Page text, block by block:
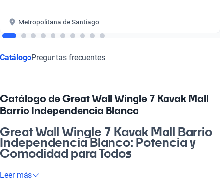
Metropolitana de Santiago
CatálogoPreguntas frecuentes
Catálogo de Great Wall Wingle 7 Kavak Mall
Barrio Independencia Blanco
Great Wall Wingle 7 Kavak Mall Barrio
Independencia Blanco: Potencia y
Comodidad para Todos
¡Con el Great Wall Wingle 7 Kavak Mall Barrio Independencia
Leer más